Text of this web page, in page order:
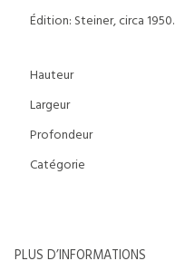
Édition: Steiner, circa 1950.
Hauteur
Largeur
Profondeur
Catégorie
PLUS D’INFORMATIONS